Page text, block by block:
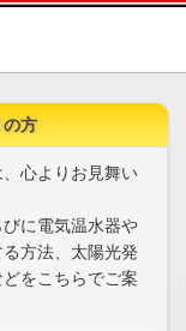
の方
心よりお見舞い
に電気温水器や
方法、太陽光発
をこちらでご案